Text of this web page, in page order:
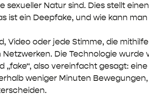
sexueller Natur sind. Dies stellt
ist ein Deepfake, und wie kann
Video oder jede Stimme, die
Die Technologie
„fake“, also vereinfacht gesagt:
weniger Minuten